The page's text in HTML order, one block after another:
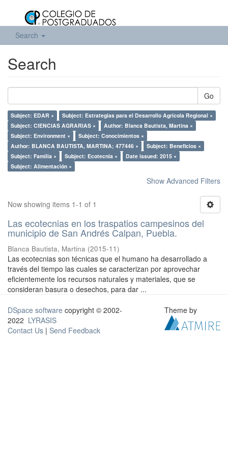
Search
Search
Go
Subject: EDAR ×
Subject: Estrategias para el Desarrollo Agrícola Regional ×
Subject: CIENCIAS AGRARIAS ×
Author: Blanca Bautista, Martina ×
Subject: Environment ×
Subject: Conocimientos ×
Author: BLANCA BAUTISTA, MARTINA; 477446 ×
Subject: Beneficios ×
Subject: Familia ×
Subject: Ecotecnia ×
Date issued: 2015 ×
Subject: Alimentación ×
Show Advanced Filters
Now showing items 1-1 of 1
Las ecotecnias en los traspatios campesinos del
municipio de San Andrés Calpan, Puebla.
Blanca Bautista, Martina (2015-11)
Las ecotecnias son técnicas que el humano ha desarrollado a
través del tiempo las cuales se caracterizan por aprovechar
eficientemente los recursos naturales y materiales, que se
consideran basura o desechos, para dar ...
DSpace software copyright © 2002-
2022 LYRASIS
Contact Us | Send Feedback
Theme by